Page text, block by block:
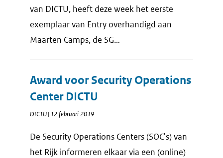
van DICTU, heeft deze week het eerste
exemplaar van Entry overhandigd aan
Maarten Camps, de SG…
Award voor Security Operations
Center DICTU
DICTU | 12 februari 2019
De Security Operations Centers (SOC's) van
het Rijk informeren elkaar via een (online)